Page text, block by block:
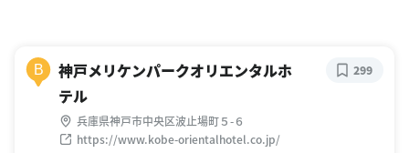
B
神戸メリケンパークオリエンタルホ
テル
兵庫県神戸市中央区波止場町５-６
https://www.kobe-orientalhotel.co.jp/
299